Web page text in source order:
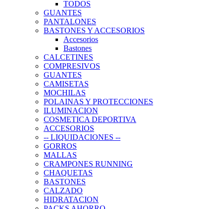
TODOS
GUANTES
PANTALONES
BASTONES Y ACCESORIOS
Accesorios
Bastones
CALCETINES
COMPRESIVOS
GUANTES
CAMISETAS
MOCHILAS
POLAINAS Y PROTECCIONES
ILUMINACION
COSMETICA DEPORTIVA
ACCESORIOS
-- LIQUIDACIONES --
GORROS
MALLAS
CRAMPONES RUNNING
CHAQUETAS
BASTONES
CALZADO
HIDRATACION